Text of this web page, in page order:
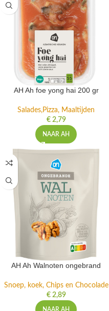
AH Ah foe yong hai 200 gr
Salades,Pizza, Maaltijden
€2,79
NAAR AH
AH Ah Walnoten ongebrand
Snoep, koek, Chips en Chocolade
€2,89
NAAR AH